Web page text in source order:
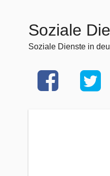
Soziale
Soziale Dienste in